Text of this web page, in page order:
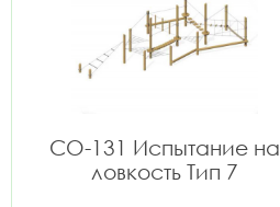
СО-131 Испытание на
ловкость Тип 7